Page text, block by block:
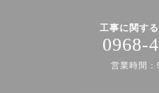
工事に関す
0968-
営業時間：